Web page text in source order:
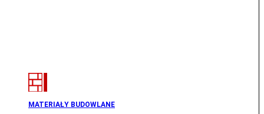
MATERIAŁY BUDOWLANE